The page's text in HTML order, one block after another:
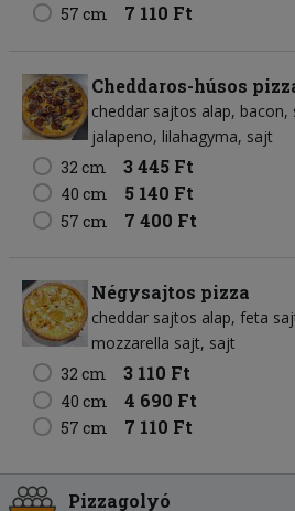
57 cm 7 110 Ft
Cheddaros-húsos
cheddar sajtos alap bacon
jalapeno lilahagyma sajt
32 cm
3 445 Ft
40 cm 5 140 Ft
57 cm 7 400 Ft
Négysajtos pizza
cheddar sajtos alap feta
mozzarella sajt sajt
32 cm
3 110 Ft
40 cm 4 690 Ft
57 cm 7 110 Ft
Pizzagolyó